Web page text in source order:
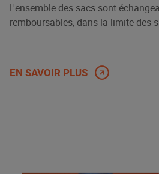
L'ensemble des sacs sont
remboursables, dans la limite des
EN SAVOIR PLUS